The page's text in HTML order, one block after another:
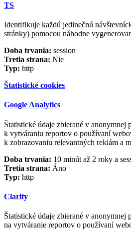
TS
Identifikuje každú jedinečnú
stránky) pomocou náhodne
Doba trvania: session
Tretia strana: Nie
Typ: http
Štatistické cookies
Google Analytics
Štatistické údaje zbierané v anonymnej
k vytváraniu reportov o používaní
k zobrazovaniu relevantných reklám a
Doba trvania: 10 minút až 2 roky a
Tretia strana: Áno
Typ: http
Clarity
Štatistické údaje zbierané v anonymnej
na vytváranie reportov o používaní